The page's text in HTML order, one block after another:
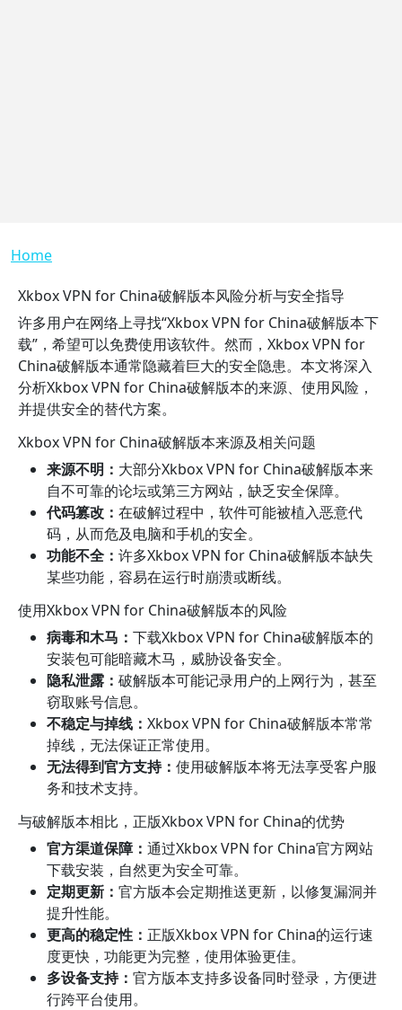
Breadcrumb
Home
Xkbox VPN for China破解版本风险分析与安全指导
许多用户在网络上寻找“Xkbox VPN for China破解版本下
载”，希望可以免费使用该软件。然而，Xkbox VPN for
China破解版本通常隐藏着巨大的安全隐患。本文将深入
分析Xkbox VPN for China破解版本的来源、使用风险，
并提供安全的替代方案。
Xkbox VPN for China破解版本来源及相关问题
来源不明： 大部分Xkbox VPN for China破解版本来
自不可靠的论坛或第三方网站，缺乏安全保障。
代码篡改： 在破解过程中，软件可能被植入恶意代
码，从而危及电脑和手机的安全。
功能不全： 许多Xkbox VPN for China破解版本缺失
某些功能，容易在运行时崩溃或断线。
使用Xkbox VPN for China破解版本的风险
病毒和木马： 下载Xkbox VPN for China破解版本的
安装包可能暗藏木马，威胁设备安全。
隐私泄露： 破解版本可能记录用户的上网行为，甚至
窃取账号信息。
不稳定与掉线： Xkbox VPN for China破解版本常常
掉线，无法保证正常使用。
无法得到官方支持： 使用破解版本将无法享受客户服
务和技术支持。
与破解版本相比，正版Xkbox VPN for China的优势
官方渠道保障： 通过Xkbox VPN for China官方网站
下载安装，自然更为安全可靠。
定期更新： 官方版本会定期推送更新，以修复漏洞并
提升性能。
更高的稳定性： 正版Xkbox VPN for China的运行速
度更快，功能更为完整，使用体验更佳。
多设备支持： 官方版本支持多设备同时登录，方便进
行跨平台使用。